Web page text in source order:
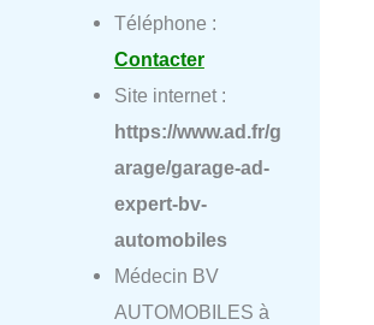
Téléphone :
Contacter
Site internet :
https://www.ad.fr/g
arage/garage-ad-
expert-bv-
automobiles
Médecin BV
AUTOMOBILES à